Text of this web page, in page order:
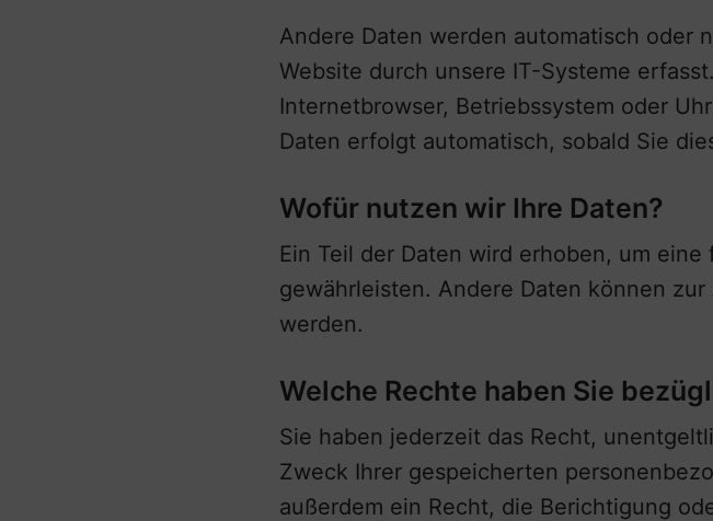
Andere Daten werden automatisch oder
Website durch unsere IT-Systeme
Internetbrowser, Betriebssystem oder
Daten erfolgt automatisch, sobald Sie
Wofür nutzen wir Ihre Daten?
Ein Teil der Daten wird erhoben, um
gewährleisten. Andere Daten können
werden.
Welche Rechte haben Sie
Sie haben jederzeit das Recht,
Zweck Ihrer gespeicherten
außerdem ein Recht, die Berichtigung